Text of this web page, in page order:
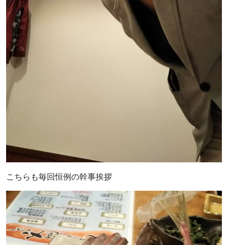
こちらも毎回恒例の幹事挨拶